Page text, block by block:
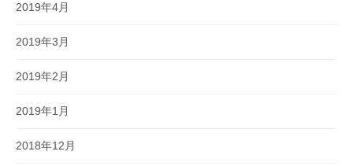
2019年4月
2019年3月
2019年2月
2019年1月
2018年12月